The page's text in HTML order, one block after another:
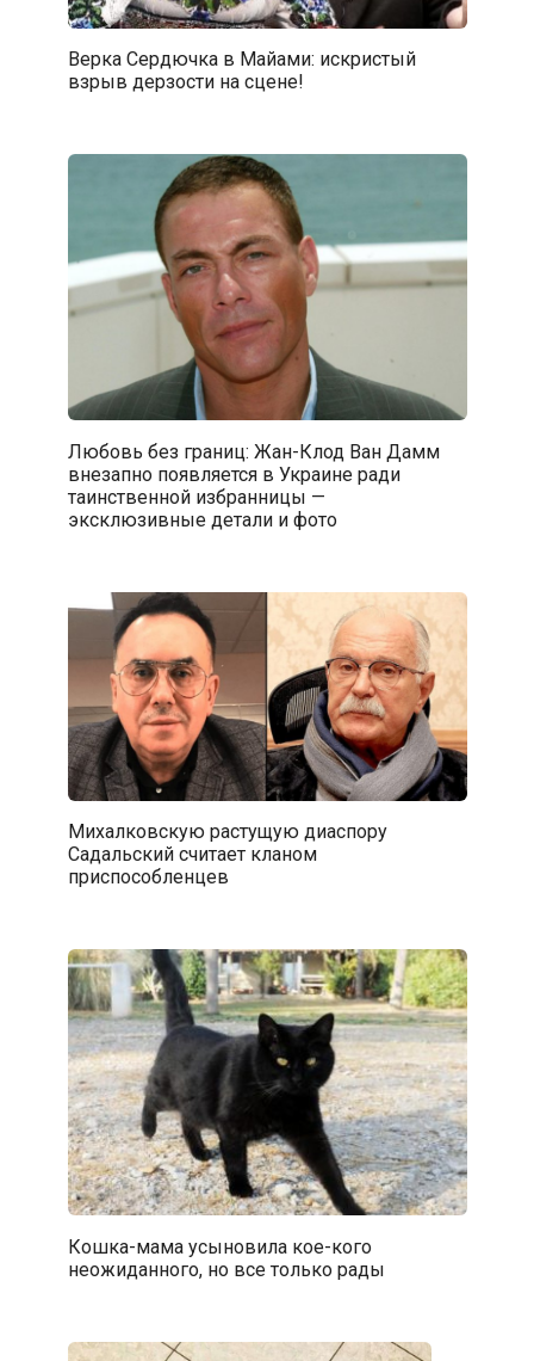
Верка Сердючка в Майами: искристый
взрыв дерзости на сцене!
Любовь без границ: Жан-Клод Ван Дамм
внезапно появляется в Украине ради
таинственной избранницы —
эксклюзивные детали и фото
Михалковскую растущую диаспору
Садальский считает кланом
приспособленцев
Кошка-мама усыновила кое-кого
неожиданного, но все только рады